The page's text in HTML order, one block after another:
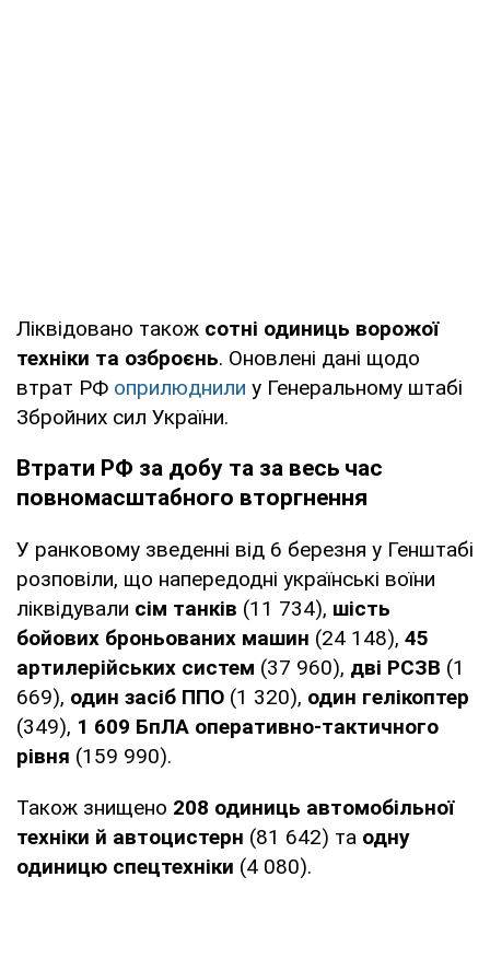
Ліквідовано також сотні одиниць ворожої
техніки та озброєнь. Оновлені дані щодо
втрат РФ оприлюднили у Генеральному штабі
Збройних сил України.
Втрати РФ за добу та за весь час
повномасштабного вторгнення
У ранковому зведенні від 6 березня у Генштабі
розповіли, що напередодні українські воїни
ліквідували сім танків (11 734), шість
бойових броньованих машин (24 148), 45
артилерійських систем (37 960), дві РСЗВ (1
669), один засіб ППО (1 320), один гелікоптер
(349), 1 609 БпЛА оперативно-тактичного
рівня (159 990).
Також знищено 208 одиниць автомобільної
техніки й автоцистерн (81 642) та одну
одиницю спецтехніки (4 080).